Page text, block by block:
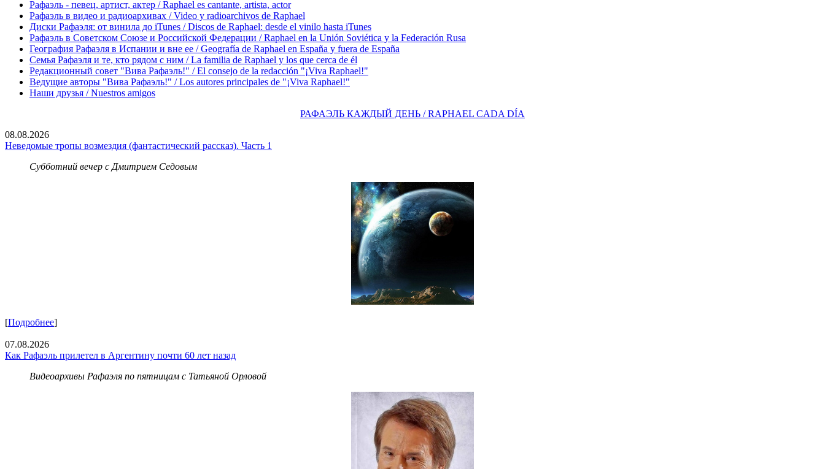
Рафаэль - певец, артист, актер / Raphael es cantante, artista, actor
Рафаэль в видео и радиоархивах / Video y radioarchivos de Raphael
Диски Рафаэля: от винила до iTunes / Discos de Raphael: desde el vinilo hasta iTunes
Рафаэль в Советском Союзе и Российской Федерации / Raphael en la Unión Soviética y la Federación Rusa
География Рафаэля в Испании и вне ее / Geografía de Raphael en España y fuera de España
Семья Рафаэля и те, кто рядом с ним / La familia de Raphael y los que cerca de él
Редакционный совет "Вива Рафаэль!" / El consejo de la redacción "¡Viva Raphael!"
Ведущие авторы "Вива Рафаэль!" / Los autores principales de "¡Viva Raphael!"
Наши друзья / Nuestros amigos
РАФАЭЛЬ КАЖДЫЙ ДЕНЬ / RAPHAEL CADA DÍA
08.08.2026
Неведомые тропы возмездия (фантастический рассказ). Часть 1
Субботний вечер с Дмитрием Седовым
[Подробнее]
07.08.2026
Как Рафаэль прилетел в Аргентину почти 60 лет назад
Видеоархивы Рафаэля по пятницам с Татьяной Орловой